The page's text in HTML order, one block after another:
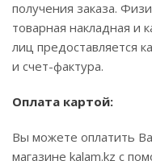
получения заказа.
товарная накладная и
лиц предоставляется
и счет-фактура.
Оплата картой:
Вы можете оплатить
магазине kalam.kz с